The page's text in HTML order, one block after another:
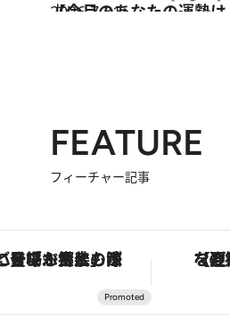
2026.7.31
【今月のあなたの運勢
占い
FEATURE
フィーチャー記事
「土佐和ハーブかき氷」がOMO7高知に登場！生姜、山椒、大葉など目にも舌にも涼を呼ぶ郷土の味 【夏限定